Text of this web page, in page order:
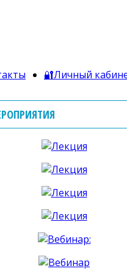
🔐Личный